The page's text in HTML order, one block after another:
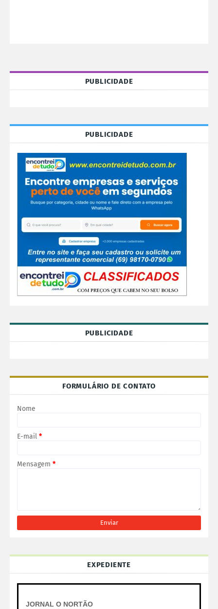
PUBLICIDADE
PUBLICIDADE
PUBLICIDADE
FORMULÁRIO DE CONTATO
Nome
E-mail *
Mensagem *
EXPEDIENTE
JORNAL O NORTÃO